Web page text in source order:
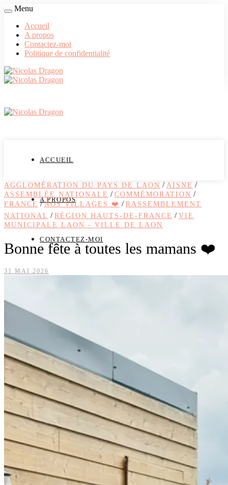
Menu
Accueil
A propos
Contactez-moi
Politique de confidentialité
ACCUEIL
A PROPOS
CONTACTEZ-MOI
AGGLOMÉRATION DU PAYS DE LAON / AISNE /
ASSEMBLÉE NATIONALE / COMMÉMORATION /
FRANCE / NOS VILLAGES ❤️ / RASSEMBLEMENT
NATIONAL / RÉGION HAUTS-DE-FRANCE / VIE
MUNICIPALE LAON - VILLE DE LAON
Bonne fête à toutes les mamans ❤️
31 MAI 2026